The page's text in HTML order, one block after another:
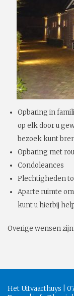
Opbaring in
op elk door u
bezoek kunt
Opbaring met
Condoleances
Plechtigheden
Aparte ruimte
kunt u hierbij
Overige wensen
Het Uitvaarthuys |